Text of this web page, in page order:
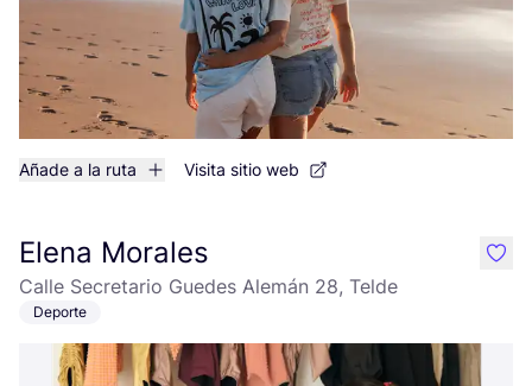
Añade a la ruta Visita sitio web
Elena Morales
Calle Secretario Guedes Alemán 28, Telde
Deporte
like